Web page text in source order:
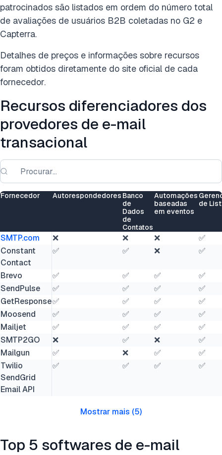
patrocinados são listados em ordem do número total
de avaliações de usuários B2B coletadas no G2 e
Capterra.
Detalhes de preços e informações sobre recursos
foram obtidos diretamente do site oficial de cada
fornecedor.
Recursos diferenciadores dos
provedores de e-mail
transacional
Fornecedor Autorespondedores Banco
de
Dados
de
Contatos
Automações
baseadas
em eventos
de
SMTP.com ❌ ❌ ❌
✅
Constant
Contact
✅ ✅ ❌ ✅
Brevo ✅ ✅ ✅
✅
SendPulse
✅ ✅ ✅
✅
GetResponse✅ ✅ ✅
✅
Moosend
✅ ✅ ✅
✅
Mailjet
✅ ✅ ✅
✅
SMTP2GO
❌ ✅ ❌
✅
Mailgun
✅ ❌ ✅
✅
Twilio
SendGrid
Email API
✅ ✅ ✅ ✅
Mostrar mais (5)
Top 5 softwares de e-mail